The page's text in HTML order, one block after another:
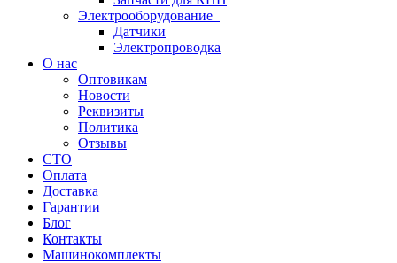
Электрооборудование
Датчики
Электропроводка
О нас
Оптовикам
Новости
Реквизиты
Политика
Отзывы
СТО
Оплата
Доставка
Гарантии
Блог
Контакты
Машинокомплекты